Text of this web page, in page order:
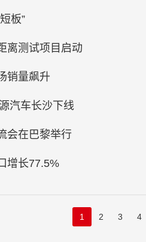
板”
离测试项目启动
销量飙升
汽车长沙下线
会在巴黎举行
增长77.5%
1 2 3 4